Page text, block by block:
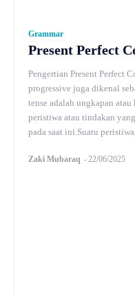
Grammar
Present Perfect
Pengertian Present Perfect
progressive juga dikenal
tense adalah ungkapan
peristiwa atau tindakan
pada saat ini.Suatu
Zaki Mubaraq - 22/06/2025